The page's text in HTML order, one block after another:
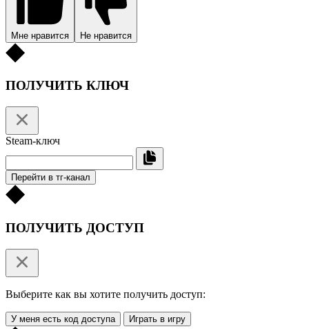
Мне нравится Не нравится
ПОЛУЧИТЬ КЛЮЧ
Steam-ключ
Перейти в тг-канал
ПОЛУЧИТЬ ДОСТУП
Выберите как вы хотите получить доступ:
У меня есть код доступа Играть в игру